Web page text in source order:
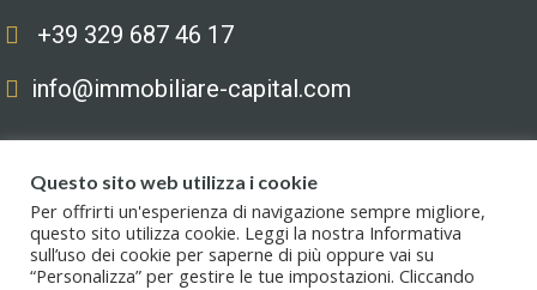
+39 329 687 46 17
info@immobiliare-capital.com
Copyright © 2020. All Rights Reserved. Capital immobiliare S.r.l.s. | Le
immagini hanno valore puramente illustrativo. I prezzi e le informazioni
Questo sito web utilizza i cookie
Per offrirti un'esperienza di navigazione sempre migliore,
questo sito utilizza cookie. Leggi la nostra Informativa
sull’uso dei cookie per saperne di più oppure vai su
“Personalizza” per gestire le tue impostazioni. Cliccando